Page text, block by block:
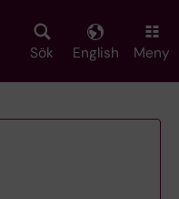
Sök English Meny